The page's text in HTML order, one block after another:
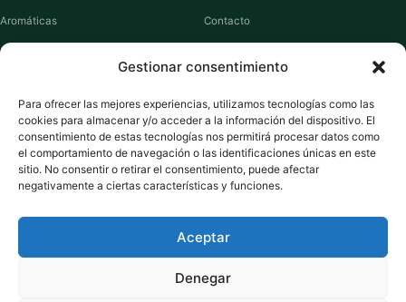
Gestionar consentimiento
Para ofrecer las mejores experiencias, utilizamos tecnologías como las
cookies para almacenar y/o acceder a la información del dispositivo. El
consentimiento de estas tecnologías nos permitirá procesar datos como
el comportamiento de navegación o las identificaciones únicas en este
sitio. No consentir o retirar el consentimiento, puede afectar
negativamente a ciertas características y funciones.
Aceptar
Denegar
Aromáticas
Suculentas
Contacto
VIVERO PLANTAS
Sobre nosotros
Puntos y recompensas
Cookies